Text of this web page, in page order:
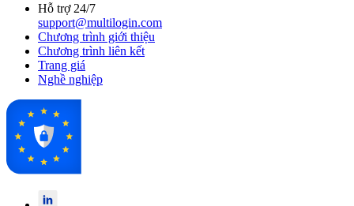
Hỗ trợ 24/7
support@multilogin.com
Chương trình giới thiệu
Chương trình liên kết
Trang giá
Nghề nghiệp